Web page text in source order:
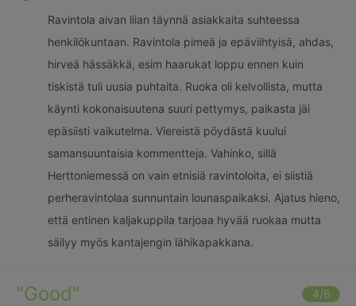
Ravintola aivan liian täynnä asiakkaita suhteessa
henkilökuntaan. Ravintola pimeä ja epäviihtyisä, ahdas,
hirveä hässäkkä, esim haarukat loppu ennen kuin
tiskistä tuli uusia puhtaita. Ruoka oli kelvollista, mutta
käynti kokonaisuutena suuri pettymys, paikasta jäi
epäsiisti vaikutelma. Viereistä pöydästä kuului
samansuuntaisia kommentteja. Vahinko, sillä
Herttoniemessä on vain etnisiä ravintoloita, ei siistiä
perheravintolaa sunnuntain lounaspaikaksi. Ajatus hieno,
että entinen kaljakuppila tarjoaa hyvää ruokaa mutta
säilyy myös kantajengin lähikapakkana.
"Good" 4/6